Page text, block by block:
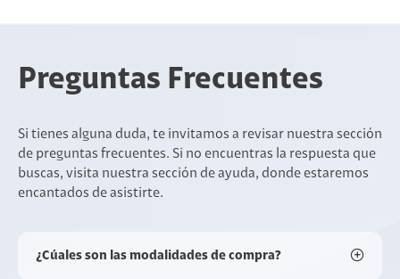
Preguntas Frecuentes
Si tienes alguna duda, te invitamos a revisar nuestra sección
de preguntas frecuentes. Si no encuentras la respuesta que
buscas, visita nuestra sección de ayuda, donde estaremos
encantados de asistirte.
¿Cúales son las modalidades de compra?